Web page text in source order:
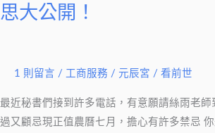
思大公開！
1 則留言 / 工商服務 / 元辰宮 / 看前世
最近秘書們接到許多電話，有意願請絲雨老師
過又顧忌現正值農曆七月，擔心有許多禁忌
忌
公
開！